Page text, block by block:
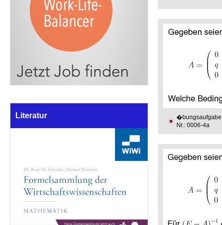
Literatur
�bungsaufgabe
Nr.: 0006-4a